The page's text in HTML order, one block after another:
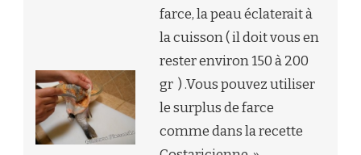
farce, la peau éclaterait à
la cuisson ( il doit vous en
rester environ 150 à 200
gr ) .Vous pouvez utiliser
le surplus de farce
comme dans la recette